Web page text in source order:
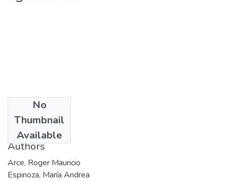
No
Thumbnail
Available
2001
Authors
Arce, Roger Mauricio
Espinoza, María Andrea